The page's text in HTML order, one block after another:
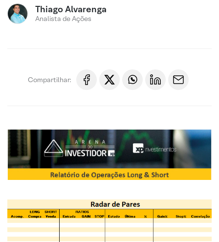
Thiago Alvarenga
Analista de Ações
Compartilhar: